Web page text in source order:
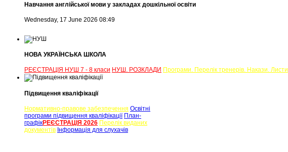
Навчання англійської мови у закладах дошкільної освіти
Wednesday, 17 June 2026 08:49
НОВА УКРАЇНСЬКА ШКОЛА
РЕЄСТРАЦІЯ НУШ 7 - 8 класи НУШ. РОЗКЛАДИ Програми. Перелік тренерів. Накази. Листи
Підвищення кваліфікації
Нормативно-правове забезпечення Освітні
програми підвищення кваліфікації План-
графікРЕЄСТРАЦІЯ 2026 Перелік виданих
документів Інформація для слухачів